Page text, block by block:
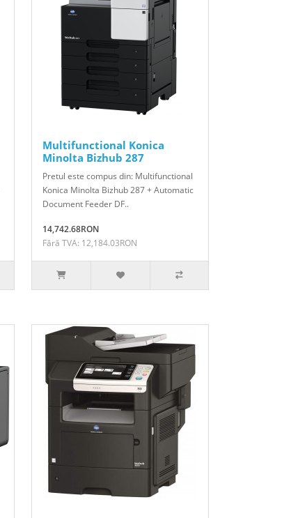
Multifunctional Konica
Minolta Bizhub 287
Pretul este compus din: Multifunctional
Konica Minolta Bizhub 287 + Automatic
Document Feeder DF..
14,742.68RON
Fără TVA: 12,184.03RON